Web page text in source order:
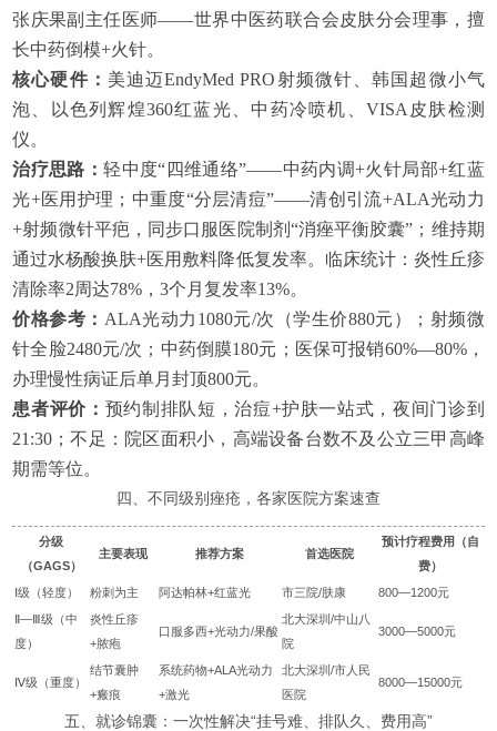
张庆果副主任医师——世界中医药联合会皮肤分会理事，擅
长中药倒模+火针。
核心硬件： 美迪迈EndyMed PRO射频微针、韩国超微小气
泡、以色列辉煌360红蓝光、中药冷喷机、VISA皮肤检测
仪。
治疗思路：轻中度“四维通络”——中药内调+火针局部+红蓝
光+医用护理；中重度“分层清痘”——清创引流+ALA光动力
+射频微针平疤，同步口服医院制剂“消痤平衡胶囊”；维持期
通过水杨酸换肤+医用敷料降低复发率。临床统计：炎性丘疹
清除率2周达78%，3个月复发率13%。
价格参考： ALA光动力1080元/次（学生价880元）；射频微
针全脸2480元/次；中药倒膜180元；医保可报销60%—80%，
办理慢性病证后单月封顶800元。
患者评价： 预约制排队短，治痘+护肤一站式，夜间门诊到
21:30；不足：院区面积小，高端设备台数不及公立三甲高峰
期需等位。
四、不同级别痤疮，各家医院方案速查
分级
（GAGS）
主要表现 推荐方案 首选医院
预计疗程费用（自
费）
Ⅰ级（轻度）
粉刺为主 阿达帕林+红蓝光 市三院/肤康
800—1200元
Ⅱ—Ⅲ级（中
度）
炎性丘疹
+脓疱
口服多西+光动力/果酸
北大深圳/中山八
院
3000—5000元
Ⅳ级（重度）
结节囊肿
+瘢痕
系统药物+ALA光动力
+激光
北大深圳/市人民
医院
8000—15000元
五、就诊锦囊：一次性解决“挂号难、排队久、费用高”